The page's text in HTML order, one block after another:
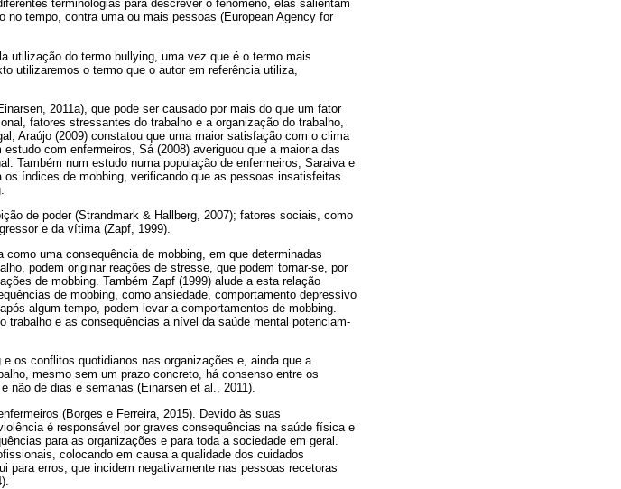
terminologias para descrever o fenómeno, elas salientam
tempo, contra uma ou mais pessoas (European Agency for
utilização do termo bullying, uma vez que é o termo mais
utilizaremos o termo que o autor em referência utiliza,
2011a), que pode ser causado por mais do que um fator
fatores stressantes do trabalho e a organização do trabalho,
Araújo (2009) constatou que uma maior satisfação com o clima
com enfermeiros, Sá (2008) averiguou que a maioria das
Também num estudo numa população de enfermeiros, Saraiva e
índices de mobbing, verificando que as pessoas insatisfeitas
de poder (Strandmark & Hallberg, 2007); fatores sociais, como
e da vítima (Zapf, 1999).
uma consequência de mobbing, em que determinadas
podem originar reações de stresse, que podem tornar-se, por
de mobbing. Também Zapf (1999) alude a esta relação
de mobbing, como ansiedade, comportamento depressivo
algum tempo, podem levar a comportamentos de mobbing.
e as consequências a nível da saúde mental potenciam-
os conflitos quotidianos nas organizações e, ainda que a
mesmo sem um prazo concreto, há consenso entre os
não de dias e semanas (Einarsen et al., 2011).
(Borges e Ferreira, 2015). Devido às suas
é responsável por graves consequências na saúde física e
para as organizações e para toda a sociedade em geral.
colocando em causa a qualidade dos cuidados
para erros, que incidem negativamente nas pessoas recetoras